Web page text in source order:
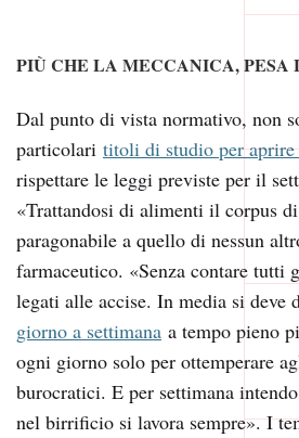
PIÙ CHE LA MECCANICA, PESA
Dal punto di vista normativo, non
particolari titoli di studio per
rispettare le leggi previste per il
«Trattandosi di alimenti il corpus
paragonabile a quello di nessun
farmaceutico. «Senza contare
legati alle accise. In media si deve
giorno a settimana a tempo pieno
ogni giorno solo per ottemperare
burocratici. E per settimana
nel birrificio si lavora sempre». I